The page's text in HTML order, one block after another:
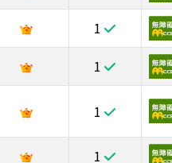
1
1
1
1